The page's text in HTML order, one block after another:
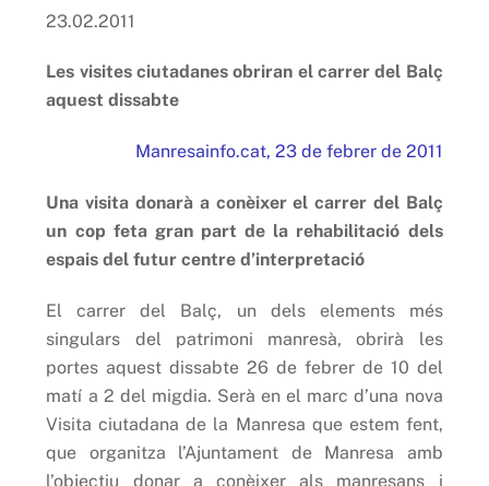
23.02.2011
Les visites ciutadanes obriran el carrer del Balç
aquest dissabte
Manresainfo.cat, 23 de febrer de 2011
Una visita donarà a conèixer el carrer del Balç
un cop feta gran part de la rehabilitació dels
espais del futur centre d’interpretació
El carrer del Balç, un dels elements més
singulars del patrimoni manresà, obrirà les
portes aquest dissabte 26 de febrer de 10 del
matí a 2 del migdia. Serà en el marc d’una nova
Visita ciutadana de la Manresa que estem fent,
que organitza l’Ajuntament de Manresa amb
l’objectiu donar a conèixer als manresans i